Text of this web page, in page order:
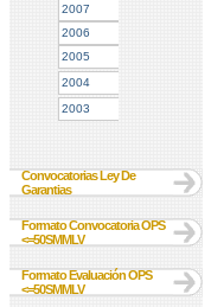
2007
2006
2005
2004
2003
Convocatorias Ley De
Garantias
Formato Convocatoria OPS
<=50SMMLV
Formato Evaluación OPS
<=50SMMLV